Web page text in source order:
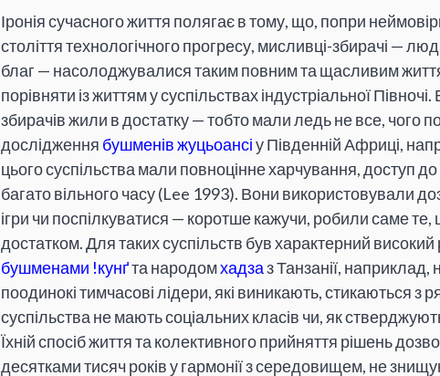
Іронія сучасного життя полягає в тому, що, попри
століття технологічного прогресу, мисливці-збирачі —
благ — насолоджувалися таким повним та щасливим
порівняти із життям у суспільствах індустріальної
збирачів жили в достатку — тобто мали ледь не все, чого
дослідження бушменів жуцьоансіу Південній Африці,
цього суспільства мали повноцінне харчування, доступ до
багато вільного часу (Lee 1993). Вони використовували
ігри чи поспілкуватися — коротше кажучи, робили саме
достатком. Для таких суспільств був характерний
бушменами !кунґта народомхадзаз Танзанії, наприклад,
поодинокі тимчасові лідери, які виникають, стикаються з
суспільства не мають соціальних класів чи, як
Їхній спосіб життя та колективного прийняття рішень
десятками тисяч років у гармонії з середовищем, не